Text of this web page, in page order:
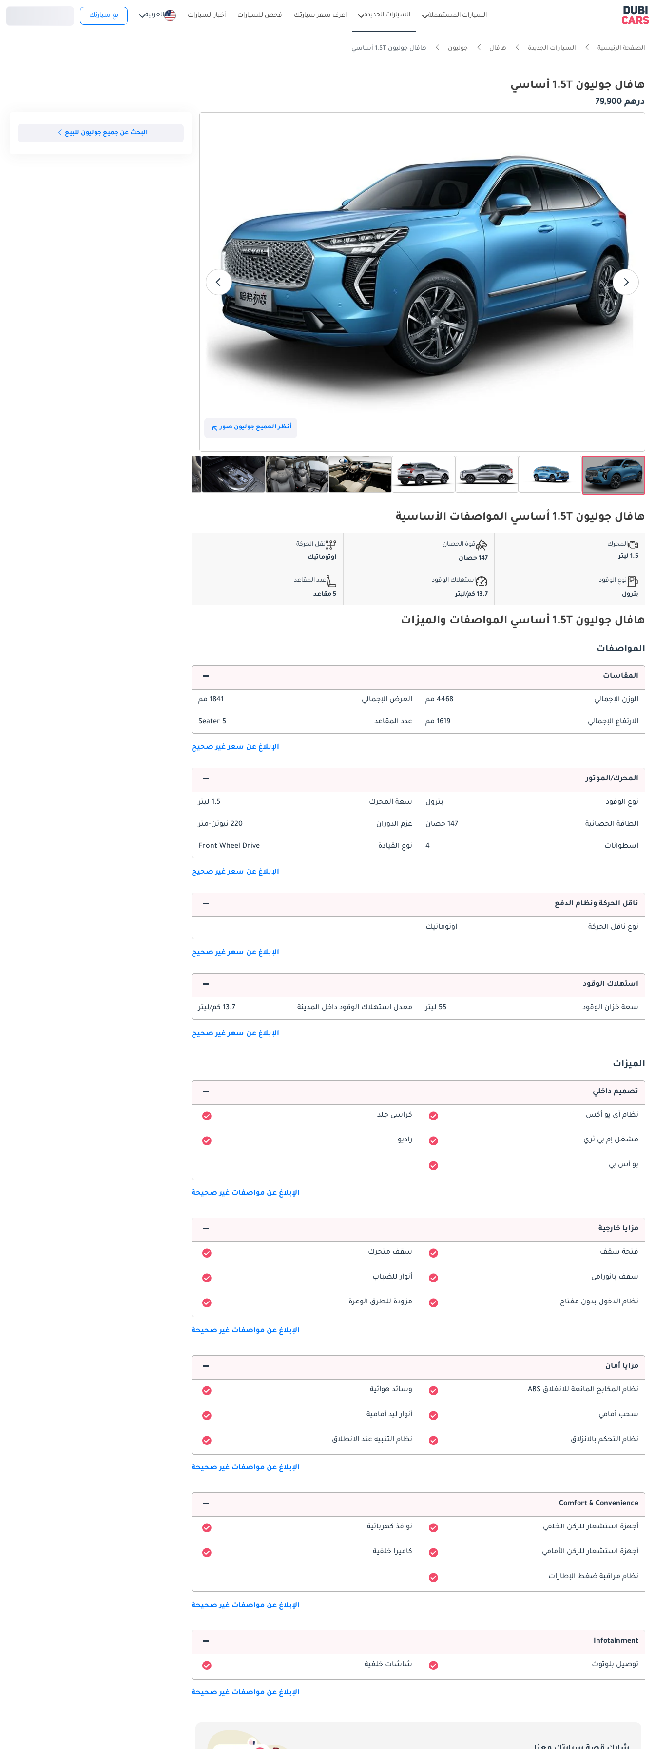
السيارات المستعملة السيارات الجديدة اعرف سعر سيارتك فحص للسيارات أخبار السيارات العربية بع سيارتك
الصفحة الرئيسية السيارات الجديدة هافال جوليون هافال جوليون 1.5T أساسي
هافال جوليون 1.5T أساسي
درهم 79,900
أنظر الجميع جوليون صور
البحث عن جميع جوليون للبيع
هافال جوليون 1.5T أساسي المواصفات الأساسية
المحرك
1.5 ليتر
قوة الحصان
147 حصان
نقل الحركة
اوتوماتيك
نوع الوقود
بترول
استهلاك الوقود
13.7 كم/ليتر
عدد المقاعد
5 مقاعد
هافال جوليون 1.5T أساسي المواصفات والميزات
المواصفات
المقاسات
الوزن الإجمالي 4468 مم العرض الإجمالي 1841 مم
الارتفاع الإجمالي 1619 مم عدد المقاعد 5 Seater
الإبلاغ عن سعر غير صحيح
المحرك/الموتور
نوع الوقود بترول سعة المحرك 1.5 ليتر
الطاقة الحصانية 147 حصان عزم الدوران 220 نيوتن-متر
اسطوانات 4 نوع القيادة Front Wheel Drive
الإبلاغ عن سعر غير صحيح
ناقل الحركة ونظام الدفع
نوع ناقل الحركة اوتوماتيك
الإبلاغ عن سعر غير صحيح
استهلاك الوقود
سعة خزان الوقود 55 ليتر معدل استهلاك الوقود داخل المدينة 13.7 كم/ليتر
الإبلاغ عن سعر غير صحيح
الميزات
تصميم داخلي
نظام آي يو أكس كراسي جلد
مشغل إم بي ثري راديو
يو أس بي
الإبلاغ عن مواصفات غير صحيحة
مزايا خارجية
فتحة سقف سقف متحرك
سقف بانورامي أنوار للضباب
نظام الدخول بدون مفتاح مزودة للطرق الوعرة
الإبلاغ عن مواصفات غير صحيحة
مزايا أمان
نظام المكابح المانعة للانغلاق ABS وسائد هوائية
سحب أمامي أنوار ليد أمامية
نظام التحكم بالانزلاق نظام التنبيه عند الانطلاق
الإبلاغ عن مواصفات غير صحيحة
Comfort & Convenience
أجهزة استشعار للركن الخلفي نوافذ كهربائية
أجهزة استشعار للركن الأمامي كاميرا خلفية
نظام مراقبة ضغط الإطارات
الإبلاغ عن مواصفات غير صحيحة
Infotainment
توصيل بلوتوث شاشات خلفية
الإبلاغ عن مواصفات غير صحيحة